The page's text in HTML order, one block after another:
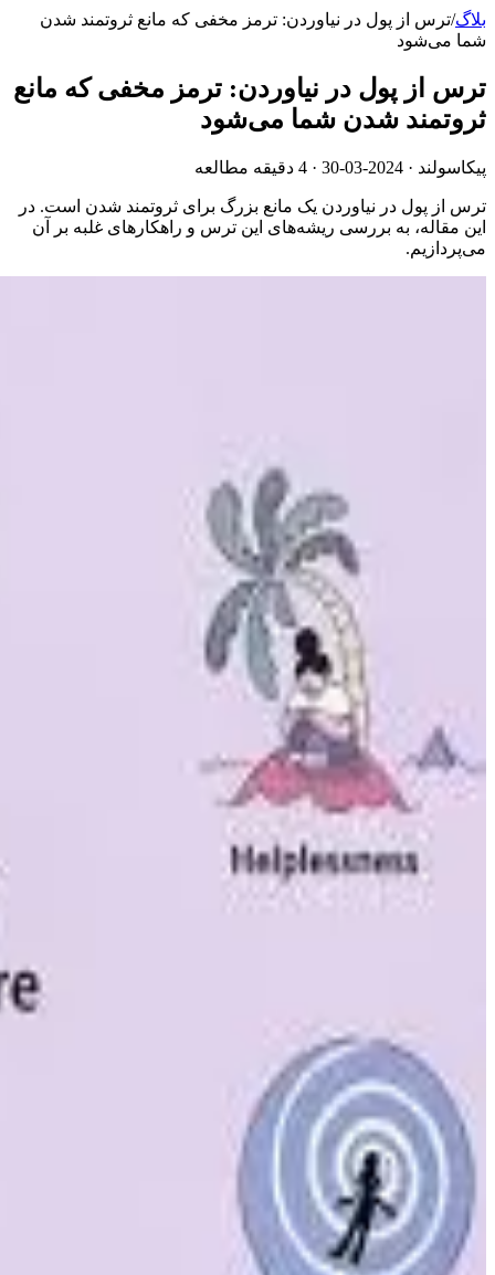
بلاگ/ترس از پول در نیاوردن: ترمز مخفی که مانع ثروتمند شدن
شما می‌شود
ترس از پول در نیاوردن: ترمز مخفی که مانع
ثروتمند شدن شما می‌شود
پیکاسولند · 2024-03-30 · 4 دقیقه مطالعه
ترس از پول در نیاوردن یک مانع بزرگ برای ثروتمند شدن است. در
این مقاله، به بررسی ریشه‌های این ترس و راهکارهای غلبه بر آن
می‌پردازیم.